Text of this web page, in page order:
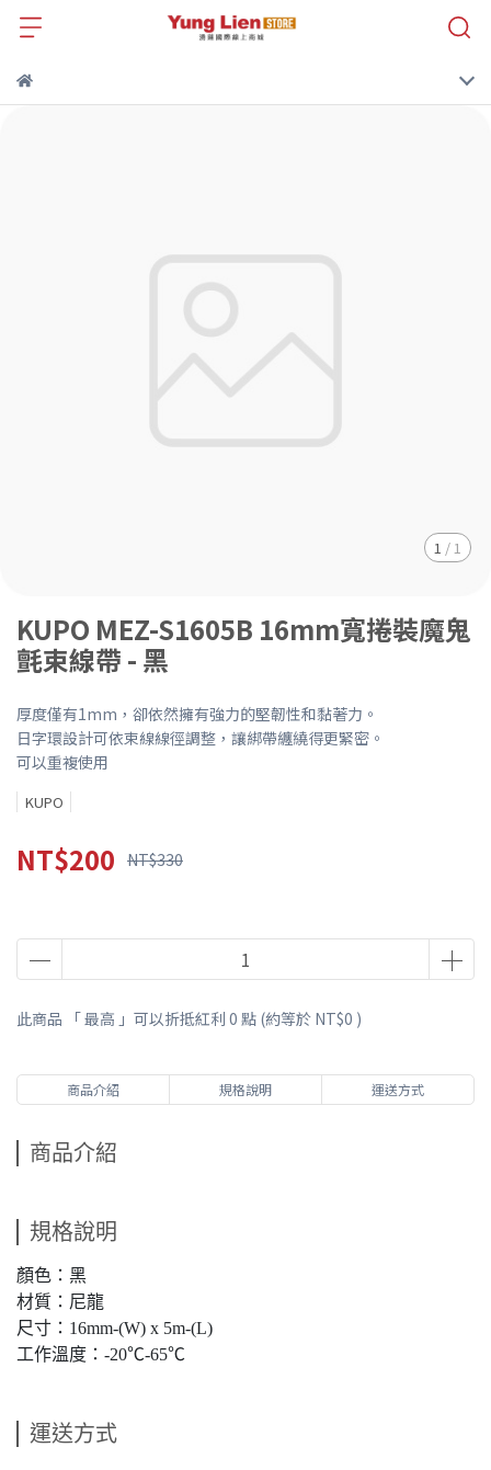
1 / 1
KUPO MEZ-S1605B 16mm寬捲裝魔鬼
氈束線帶 - 黑
厚度僅有1mm，卻依然擁有強力的堅韌性和黏著力。
日字環設計可依束線線徑調整，讓綁帶纏繞得更緊密。
可以重複使用
KUPO
NT$200 NT$330
此商品 「 最高 」可以折抵紅利 0 點 (約等於 NT$0 )
商品介紹 規格說明 運送方式
商品介紹
規格說明
顏色：黑
材質：尼龍
尺寸：16mm-(W) x 5m-(L)
工作溫度：-20℃-65℃
運送方式